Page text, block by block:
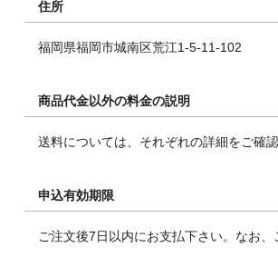
住所
福岡県福岡市城南区荒江1-5-11-102
商品代金以外の料金の説明
送料については、それぞれの詳細をご確
申込有効期限
ご注文後7日以内にお支払下さい。なお